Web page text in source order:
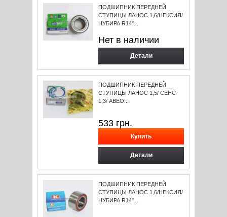
ПОДШИПНИК ПЕРЕДНЕЙ
СТУПИЦЫ ЛАНОС 1,6/НЕКСИЯ/
НУБИРА R14"...
Нет в наличии
Детали
ПОДШИПНИК ПЕРЕДНЕЙ
СТУПИЦЫ ЛАНОС 1,5/ СЕНС
1,3/ АВЕО...
533 грн.
Детали
ПОДШИПНИК ПЕРЕДНЕЙ
СТУПИЦЫ ЛАНОС 1,6/НЕКСИЯ/
НУБИРА R14"...